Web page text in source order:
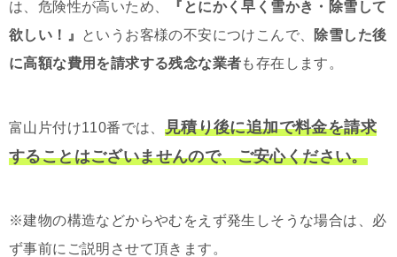
は、危険性が高いため、
『とにかく早く雪かき・除雪して
欲しい！』
というお客様の不安につけこんで、 除雪した後
に高額な費用を請求する残念な業者も存在します。
富山片付け110番では、 見積り後に追加で料金を請求
することはございませんので、ご安心ください。
※建物の構造などからやむをえず発生しそうな場合は、必
ず事前にご説明させて頂きます。